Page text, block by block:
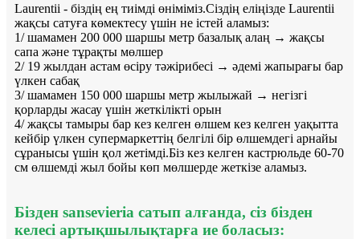
Laurentii - біздің ең тиімді өніміміз.Сіздің еліңізде Laurentii
жақсы сатуға көмектесу үшін не істей аламыз:
1/ шамамен 200 000 шаршы метр базалық алаң → жақсы
сапа және тұрақты мөлшер
2/ 19 жылдан астам өсіру тәжірибесі → әдемі жапырағы бар
үлкен сабақ
3/ шамамен 150 000 шаршы метр жылыжай → негізгі
қорларды жасау үшін жеткілікті орын
4/ жақсы тамыры бар кез келген өлшем кез келген уақытта
кейбір үлкен супермаркеттің белгілі бір өлшемдегі арнайы
сұранысы үшін қол жетімді.Біз кез келген кастрюльде 60-70
см өлшемді жыл бойы көп мөлшерде жеткізе аламыз.
Бізден sansevieria сатып алғанда, сіз бізден
келесі артықшылықтарға ие боласыз: